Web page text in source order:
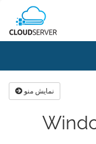
نمایش منو